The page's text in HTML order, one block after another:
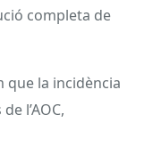
completa de
que la incidència
l’AOC,